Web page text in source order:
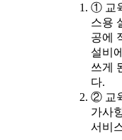
① 교
스용
공에
설비
쓰게
다.
② 교
가사
서비